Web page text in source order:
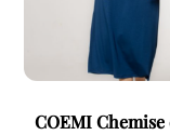
COEMI